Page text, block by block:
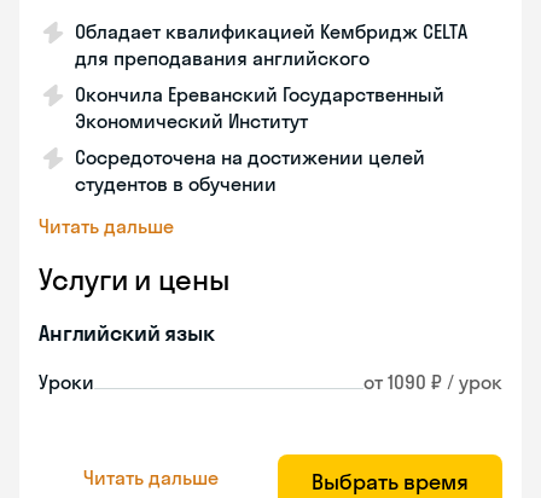
Обладает квалификацией Кембридж CELTA
для преподавания английского
Окончила Ереванский Государственный
Экономический Институт
Сосредоточена на достижении целей
студентов в обучении
Читать дальше
Услуги и цены
Английский язык
Уроки от 1090 ₽ / урок
Читать дальше Выбрать время